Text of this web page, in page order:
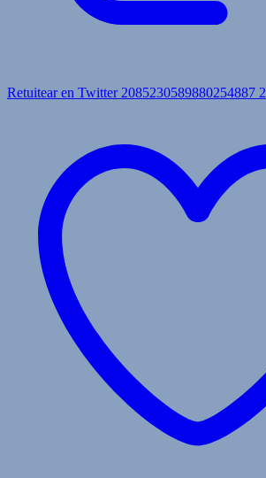
Retuitear en Twitter 2085230589880254887 2